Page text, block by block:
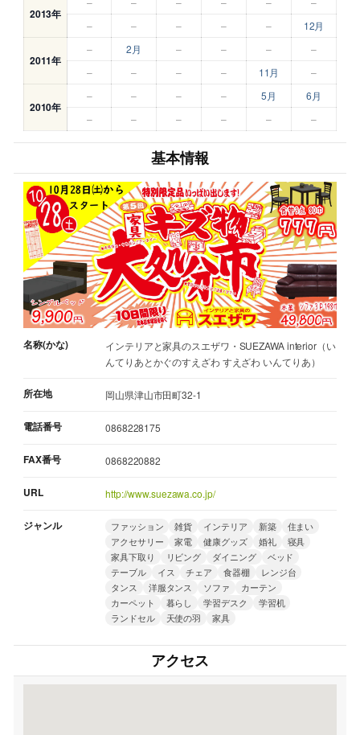
2013年
–
– – – – 12月
2011年
– 2月 – – –
–
–
– – – 11月 –
2010年
– – – – 5月
6月
–
– – – – –
基本情報
名称(かな)
インテリアと家具のスエザワ・SUEZAWA interior（い
んてりあとかぐのすえざわ すえざわ いんてりあ）
所在地 岡山県津山市田町32-1
電話番号 0868228175
FAX番号 0868220882
URL http://www.suezawa.co.jp/
ジャンル ファッション 雑貨 インテリア 新築
住まい
アクセサリー
家電 健康グッズ 婚礼
寝具
家具下取り
リビング ダイニング
ベッド
テーブル
イス チェア 食器棚
レンジ台
タンス
洋服タンス ソファ
カーテン
カーペット
暮らし 学習デスク
学習机
ランドセル
天使の羽 家具
アクセス